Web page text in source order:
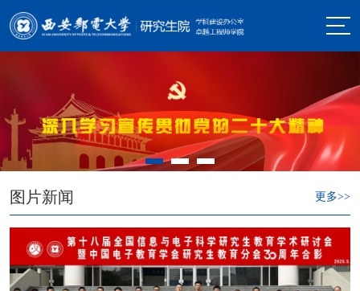
图片新闻 更多>>